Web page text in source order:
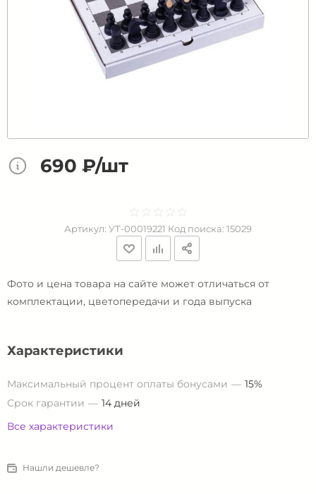
690 ₽/шт
☆ ☆ ☆ ☆ ☆
★ ★ ★ ★ ★
Артикул: УТ-00019221 Код поиска: 15029
Фото и цена товара на сайте может отличаться от
комплектации, цветопередачи и года выпуска
Характеристики
Максимальный процент оплаты бонусами
15%
Срок гарантии
14 дней
Все характеристики
Нашли дешевле?